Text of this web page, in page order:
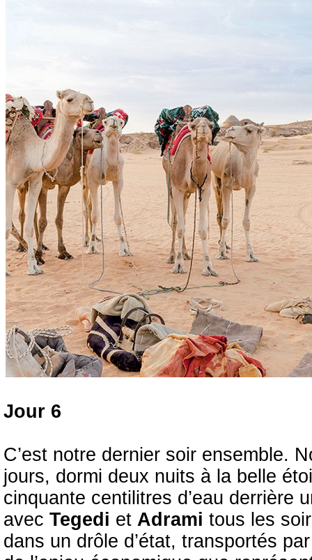
Jour 6
C’est notre dernier soir ensemble.
jours, dormi deux nuits à la belle
cinquante centilitres d’eau derrière
avec Tegedi et Adrami tous les
dans un drôle d’état, transportés